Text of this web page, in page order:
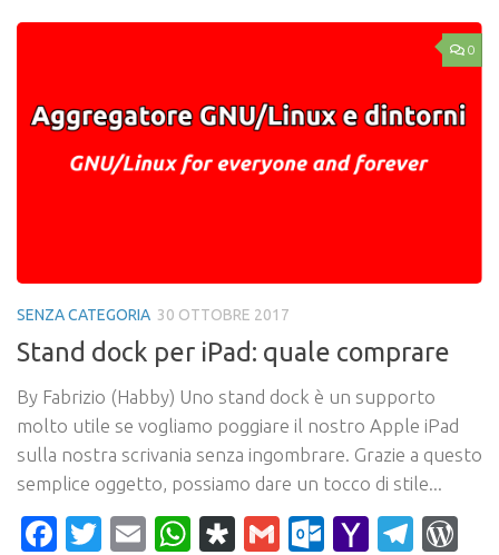
0
SENZA CATEGORIA 30 OTTOBRE 2017
Stand dock per iPad: quale comprare
By Fabrizio (Habby) Uno stand dock è un supporto
molto utile se vogliamo poggiare il nostro Apple iPad
sulla nostra scrivania senza ingombrare. Grazie a questo
semplice oggetto, possiamo dare un tocco di stile...
Facebook
Twitter
EmailWhatsApp
Diaspora
Gmail Yahoo